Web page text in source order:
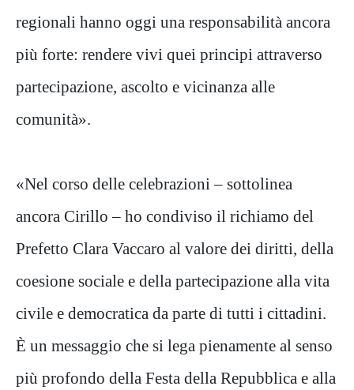
regionali hanno oggi una responsabilità ancora
più forte: rendere vivi quei principi attraverso
partecipazione, ascolto e vicinanza alle
comunità».
«Nel corso delle celebrazioni – sottolinea
ancora Cirillo – ho condiviso il richiamo del
Prefetto Clara Vaccaro al valore dei diritti, della
coesione sociale e della partecipazione alla vita
civile e democratica da parte di tutti i cittadini.
È un messaggio che si lega pienamente al senso
più profondo della Festa della Repubblica e alla